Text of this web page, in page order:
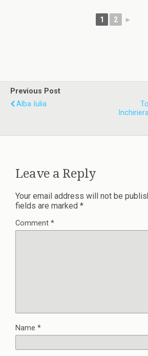
1 2 ►
Previous Post
Alba Iulia
Leave a Reply
Your email address will not be
fields are marked *
Comment *
Name *